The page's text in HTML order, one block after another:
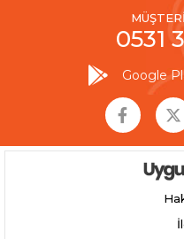
0531
Google